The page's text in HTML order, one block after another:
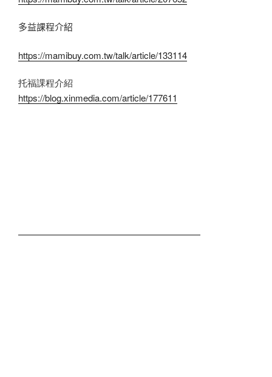
多益課程介紹
https://mamibuy.com.tw/talk/article/133114
托福課程介紹
https://blog.xinmedia.com/article/177611